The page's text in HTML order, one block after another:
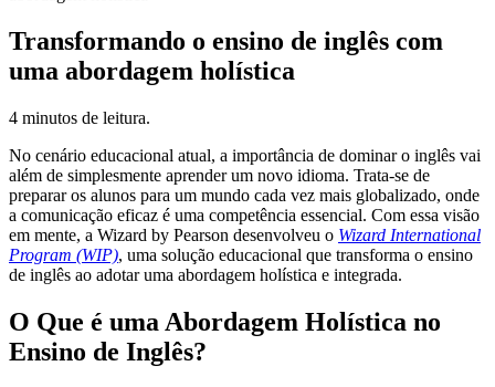
Transformando o ensino de inglês com
uma abordagem holística
4 minutos de leitura.
No cenário educacional atual, a importância de dominar o inglês vai
além de simplesmente aprender um novo idioma. Trata-se de
preparar os alunos para um mundo cada vez mais globalizado, onde
a comunicação eficaz é uma competência essencial. Com essa visão
em mente, a Wizard by Pearson desenvolveu o Wizard International
Program (WIP), uma solução educacional que transforma o ensino
de inglês ao adotar uma abordagem holística e integrada.
O Que é uma Abordagem Holística no
Ensino de Inglês?